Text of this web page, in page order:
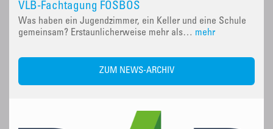
VLB-Fachtagung FOSBOS
Was haben ein Jugendzimmer, ein Keller und eine Schule
gemeinsam? Erstaunlicherweise mehr als… mehr
ZUM NEWS-ARCHIV